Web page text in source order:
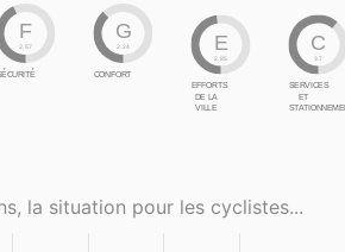
F
2.57
G
2.24
CONFORT
E
2.85
EFFORTS
DE LA
VILLE
C
3.7
SERVICES
ET
la situation pour les cyclistes...